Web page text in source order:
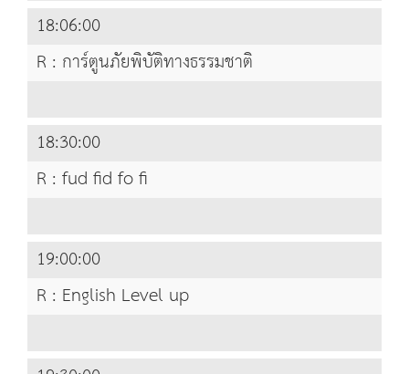
18:06:00
R : การ์ตูนภัยพิบัติทางธรรมชาติ
18:30:00
R : fud fid fo fi
19:00:00
R : English Level up